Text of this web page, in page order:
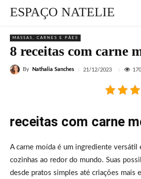
ESPAÇO NATELIE
MASSAS, CARNES E PÃES
8 receitas com carne
By Nathalia Sanches 21/12/2023
receitas com carne
A carne moída é um ingrediente versátil
cozinhas ao redor do mundo. Suas
desde pratos simples até criações mais